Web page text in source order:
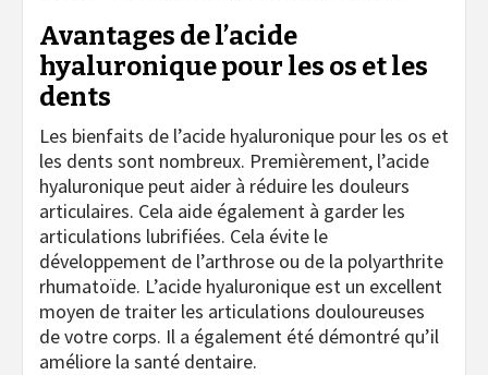
Avantages de l’acide
hyaluronique pour les os et les
dents
Les bienfaits de l’acide hyaluronique pour les os et
les dents sont nombreux. Premièrement, l’acide
hyaluronique peut aider à réduire les douleurs
articulaires. Cela aide également à garder les
articulations lubrifiées. Cela évite le
développement de l’arthrose ou de la polyarthrite
rhumatoïde. L’acide hyaluronique est un excellent
moyen de traiter les articulations douloureuses
de votre corps. Il a également été démontré qu’il
améliore la santé dentaire.